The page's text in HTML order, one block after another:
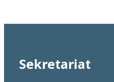
Sekretariat